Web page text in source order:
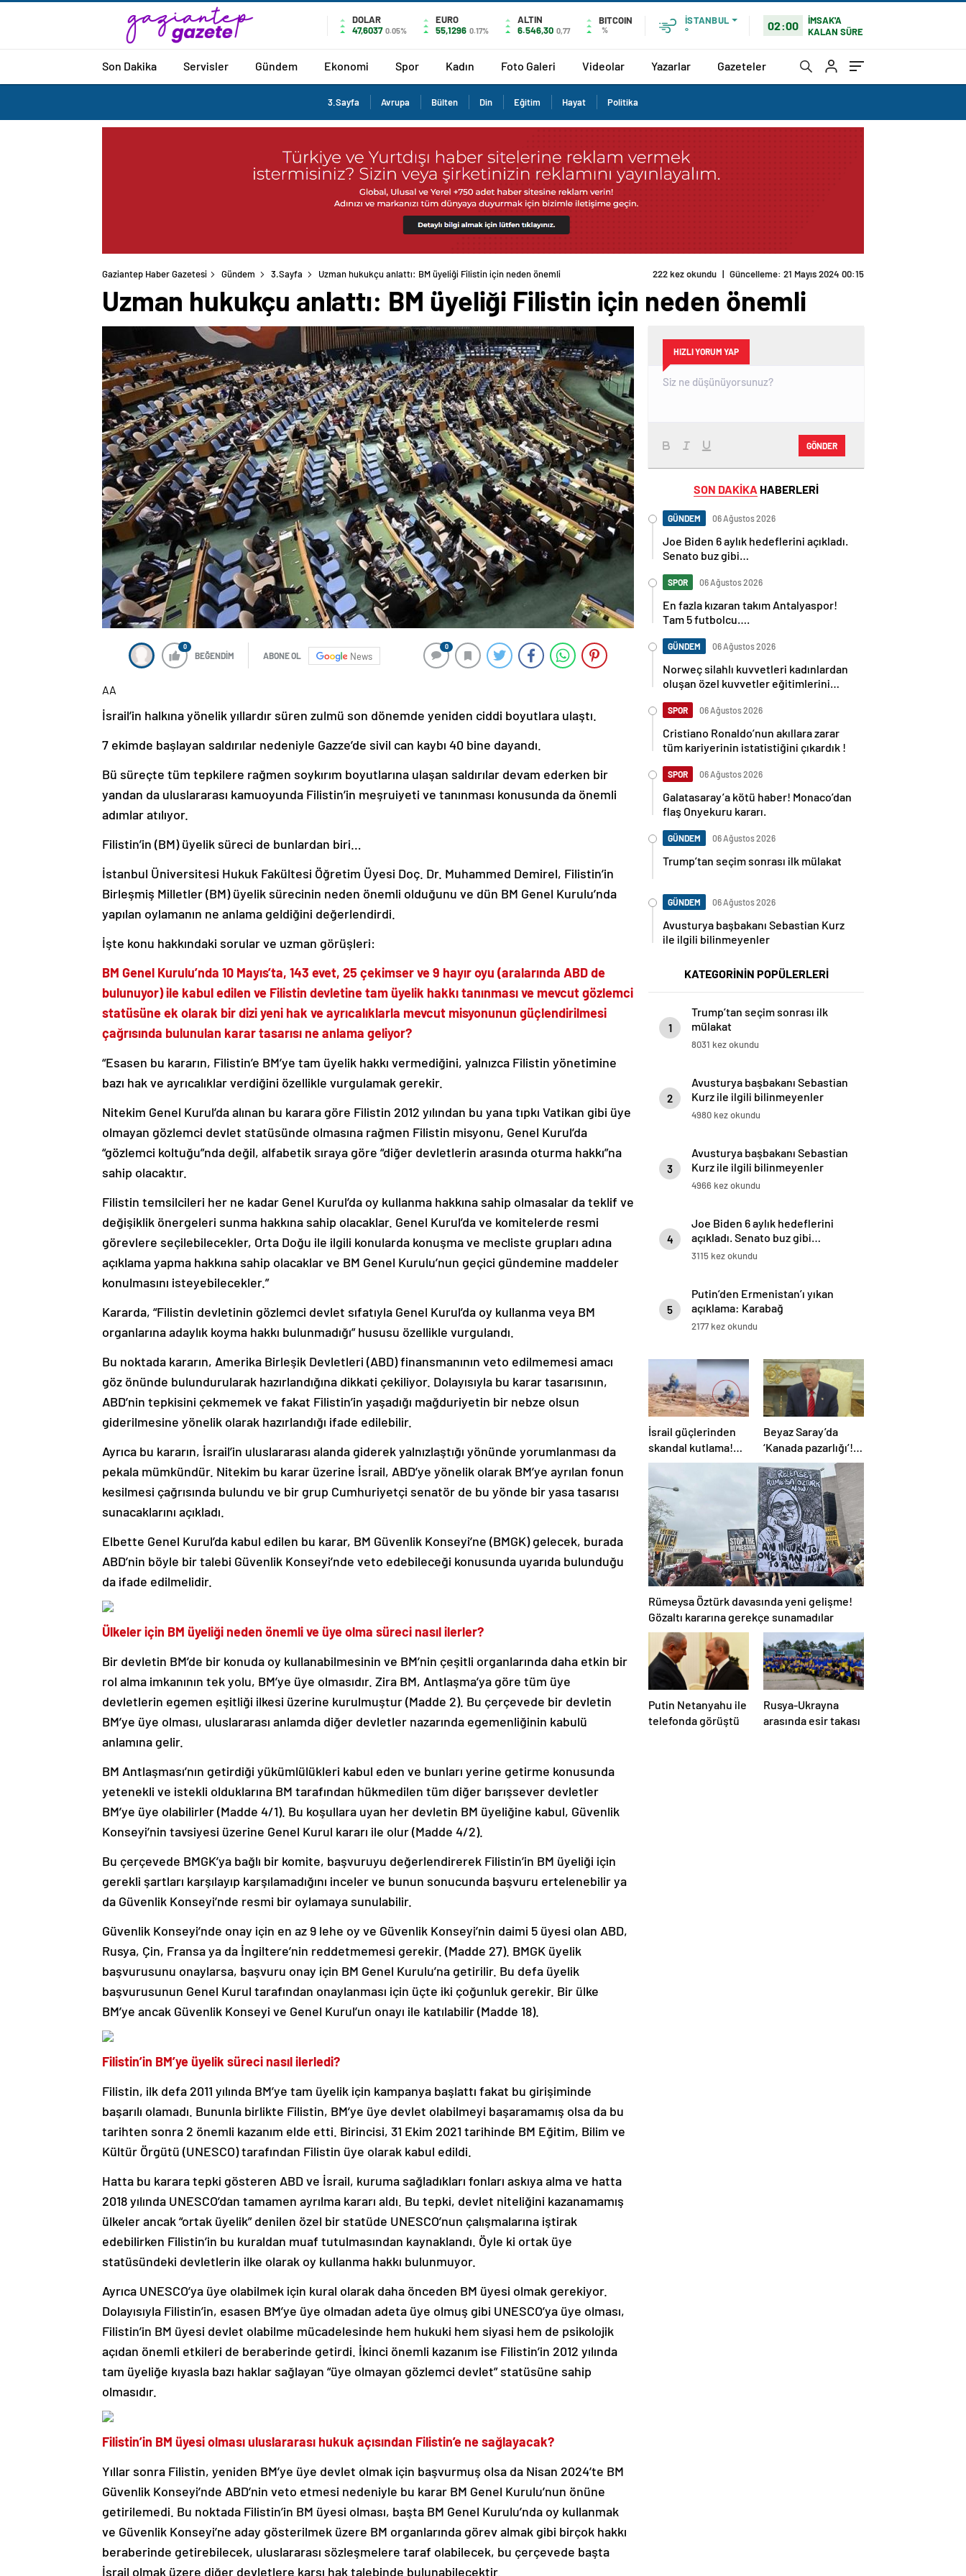
DOLAR
47,6037 0.05%
EURO
55,1296 0.17%
ALTIN
6.546,30 0,77
BITCOIN
%
İSTANBUL
°
02:00
İMSAK'A
KALAN SÜRE
Son Dakika Servisler Gündem Ekonomi Spor Kadın Foto Galeri Videolar Yazarlar Gazeteler
3.Sayfa Avrupa Bülten Din Eğitim Hayat Politika
Gaziantep Haber Gazetesi Gündem 3.Sayfa Uzman hukukçu anlattı: BM üyeliği Filistin için neden önemli
Uzman hukukçu anlattı: BM üyeliği Filistin için neden önemli
0
BEĞENDİM ABONE OL News
0
AA
İsrail’in halkına yönelik yıllardır süren zulmü son dönemde yeniden ciddi boyutlara ulaştı.
7 ekimde başlayan saldırılar nedeniyle Gazze’de sivil can kaybı 40 bine dayandı.
Bü süreçte tüm tepkilere rağmen soykırım boyutlarına ulaşan saldırılar devam ederken bir
yandan da uluslararası kamuoyunda Filistin’in meşruiyeti ve tanınması konusunda da önemli
adımlar atılıyor.
Filistin’in (BM) üyelik süreci de bunlardan biri…
İstanbul Üniversitesi Hukuk Fakültesi Öğretim Üyesi Doç. Dr. Muhammed Demirel, Filistin’in
Birleşmiş Milletler (BM) üyelik sürecinin neden önemli olduğunu ve dün BM Genel Kurulu’nda
yapılan oylamanın ne anlama geldiğini değerlendirdi.
İşte konu hakkındaki sorular ve uzman görüşleri:
BM Genel Kurulu’nda 10 Mayıs’ta, 143 evet, 25 çekimser ve 9 hayır oyu (aralarında ABD de
bulunuyor) ile kabul edilen ve Filistin devletine tam üyelik hakkı tanınması ve mevcut gözlemci
statüsüne ek olarak bir dizi yeni hak ve ayrıcalıklarla mevcut misyonunun güçlendirilmesi
çağrısında bulunulan karar tasarısı ne anlama geliyor?
“Esasen bu kararın, Filistin’e BM’ye tam üyelik hakkı vermediğini, yalnızca Filistin yönetimine
bazı hak ve ayrıcalıklar verdiğini özellikle vurgulamak gerekir.
Nitekim Genel Kurul’da alınan bu karara göre Filistin 2012 yılından bu yana tıpkı Vatikan gibi üye
olmayan gözlemci devlet statüsünde olmasına rağmen Filistin misyonu, Genel Kurul’da
“gözlemci koltuğu”nda değil, alfabetik sıraya göre “diğer devletlerin arasında oturma hakkı”na
sahip olacaktır.
Filistin temsilcileri her ne kadar Genel Kurul’da oy kullanma hakkına sahip olmasalar da teklif ve
değişiklik önergeleri sunma hakkına sahip olacaklar. Genel Kurul’da ve komitelerde resmi
görevlere seçilebilecekler, Orta Doğu ile ilgili konularda konuşma ve mecliste grupları adına
açıklama yapma hakkına sahip olacaklar ve BM Genel Kurulu’nun geçici gündemine maddeler
konulmasını isteyebilecekler.”
Kararda, “Filistin devletinin gözlemci devlet sıfatıyla Genel Kurul’da oy kullanma veya BM
organlarına adaylık koyma hakkı bulunmadığı” hususu özellikle vurgulandı.
Bu noktada kararın, Amerika Birleşik Devletleri (ABD) finansmanının veto edilmemesi amacı
göz önünde bulundurularak hazırlandığına dikkati çekiliyor. Dolayısıyla bu karar tasarısının,
ABD’nin tepkisini çekmemek ve fakat Filistin’in yaşadığı mağduriyetin bir nebze olsun
giderilmesine yönelik olarak hazırlandığı ifade edilebilir.
Ayrıca bu kararın, İsrail’in uluslararası alanda giderek yalnızlaştığı yönünde yorumlanması da
pekala mümkündür. Nitekim bu karar üzerine İsrail, ABD’ye yönelik olarak BM’ye ayrılan fonun
kesilmesi çağrısında bulundu ve bir grup Cumhuriyetçi senatör de bu yönde bir yasa tasarısı
sunacaklarını açıkladı.
Elbette Genel Kurul’da kabul edilen bu karar, BM Güvenlik Konseyi’ne (BMGK) gelecek, burada
ABD’nin böyle bir talebi Güvenlik Konseyi’nde veto edebileceği konusunda uyarıda bulunduğu
da ifade edilmelidir.
Ülkeler için BM üyeliği neden önemli ve üye olma süreci nasıl ilerler?
Bir devletin BM’de bir konuda oy kullanabilmesinin ve BM’nin çeşitli organlarında daha etkin bir
rol alma imkanının tek yolu, BM’ye üye olmasıdır. Zira BM, Antlaşma’ya göre tüm üye
devletlerin egemen eşitliği ilkesi üzerine kurulmuştur (Madde 2). Bu çerçevede bir devletin
BM’ye üye olması, uluslararası anlamda diğer devletler nazarında egemenliğinin kabulü
anlamına gelir.
BM Antlaşması’nın getirdiği yükümlülükleri kabul eden ve bunları yerine getirme konusunda
yetenekli ve istekli olduklarına BM tarafından hükmedilen tüm diğer barışsever devletler
BM’ye üye olabilirler (Madde 4/1). Bu koşullara uyan her devletin BM üyeliğine kabul, Güvenlik
Konseyi’nin tavsiyesi üzerine Genel Kurul kararı ile olur (Madde 4/2).
Bu çerçevede BMGK’ya bağlı bir komite, başvuruyu değerlendirerek Filistin’in BM üyeliği için
gerekli şartları karşılayıp karşılamadığını inceler ve bunun sonucunda başvuru ertelenebilir ya
da Güvenlik Konseyi’nde resmi bir oylamaya sunulabilir.
Güvenlik Konseyi’nde onay için en az 9 lehe oy ve Güvenlik Konseyi’nin daimi 5 üyesi olan ABD,
Rusya, Çin, Fransa ya da İngiltere’nin reddetmemesi gerekir. (Madde 27). BMGK üyelik
başvurusunu onaylarsa, başvuru onay için BM Genel Kurulu’na getirilir. Bu defa üyelik
başvurusunun Genel Kurul tarafından onaylanması için üçte iki çoğunluk gerekir. Bir ülke
BM’ye ancak Güvenlik Konseyi ve Genel Kurul’un onayı ile katılabilir (Madde 18).
Filistin’in BM’ye üyelik süreci nasıl ilerledi?
Filistin, ilk defa 2011 yılında BM’ye tam üyelik için kampanya başlattı fakat bu girişiminde
başarılı olamadı. Bununla birlikte Filistin, BM’ye üye devlet olabilmeyi başaramamış olsa da bu
tarihten sonra 2 önemli kazanım elde etti. Birincisi, 31 Ekim 2021 tarihinde BM Eğitim, Bilim ve
Kültür Örgütü (UNESCO) tarafından Filistin üye olarak kabul edildi.
Hatta bu karara tepki gösteren ABD ve İsrail, kuruma sağladıkları fonları askıya alma ve hatta
2018 yılında UNESCO’dan tamamen ayrılma kararı aldı. Bu tepki, devlet niteliğini kazanamamış
ülkeler ancak “ortak üyelik” denilen özel bir statüde UNESCO’nun çalışmalarına iştirak
edebilirken Filistin’in bu kuraldan muaf tutulmasından kaynaklandı. Öyle ki ortak üye
statüsündeki devletlerin ilke olarak oy kullanma hakkı bulunmuyor.
Ayrıca UNESCO’ya üye olabilmek için kural olarak daha önceden BM üyesi olmak gerekiyor.
Dolayısıyla Filistin’in, esasen BM’ye üye olmadan adeta üye olmuş gibi UNESCO’ya üye olması,
Filistin’in BM üyesi devlet olabilme mücadelesinde hem hukuki hem siyasi hem de psikolojik
açıdan önemli etkileri de beraberinde getirdi. İkinci önemli kazanım ise Filistin’in 2012 yılında
tam üyeliğe kıyasla bazı haklar sağlayan “üye olmayan gözlemci devlet” statüsüne sahip
olmasıdır.
Filistin’in BM üyesi olması uluslararası hukuk açısından Filistin’e ne sağlayacak?
Yıllar sonra Filistin, yeniden BM’ye üye devlet olmak için başvurmuş olsa da Nisan 2024’te BM
Güvenlik Konseyi’nde ABD’nin veto etmesi nedeniyle bu karar BM Genel Kurulu’nun önüne
getirilemedi. Bu noktada Filistin’in BM üyesi olması, başta BM Genel Kurulu’nda oy kullanmak
ve Güvenlik Konseyi’ne aday gösterilmek üzere BM organlarında görev almak gibi birçok hakkı
beraberinde getirebilecek, uluslararası sözleşmelere taraf olabilecek, bu çerçevede başta
İsrail olmak üzere diğer devletlere karşı hak talebinde bulunabilecektir.
HIZLI YORUM YAP
GÖNDER
SON DAKİKA HABERLERİ
GÜNDEM 06 Ağustos 2026
Joe Biden 6 aylık hedeflerini açıkladı.
Senato buz gibi…
SPOR 06 Ağustos 2026
En fazla kızaran takım Antalyaspor!
Tam 5 futbolcu….
GÜNDEM 06 Ağustos 2026
Norweç silahlı kuvvetleri kadınlardan
oluşan özel kuvvetler eğitimlerini
SPOR 06 Ağustos 2026
Cristiano Ronaldo’nun akıllara zarar
tüm kariyerinin istatistiğini çıkardık !
SPOR 06 Ağustos 2026
Galatasaray’a kötü haber! Monaco’dan
flaş Onyekuru kararı.
GÜNDEM 06 Ağustos 2026
Trump’tan seçim sonrası ilk mülakat
GÜNDEM 06 Ağustos 2026
Avusturya başbakanı Sebastian Kurz
ile ilgili bilinmeyenler
KATEGORİNİN POPÜLERLERİ
1
Trump’tan seçim sonrası ilk
mülakat
8031 kez okundu
2
Avusturya başbakanı Sebastian
Kurz ile ilgili bilinmeyenler
4980 kez okundu
3
Avusturya başbakanı Sebastian
Kurz ile ilgili bilinmeyenler
4966 kez okundu
4
Joe Biden 6 aylık hedeflerini
açıkladı. Senato buz gibi…
3115 kez okundu
5
Putin’den Ermenistan’ı yıkan
açıklama: Karabağ
Azerbaycan’ın ayrılmaz bir
2177 kez okundu
İsrail güçlerinden
skandal kutlama!
Bebek cinsiyeti
partisinde Gazze’de
bina patlatıldı
Beyaz Saray’da
‘Kanada pazarlığı’!
Trump: 51. eyalet
olmalı
Rümeysa Öztürk davasında yeni gelişme!
Gözaltı kararına gerekçe sunamadılar
Putin Netanyahu ile
telefonda görüştü
Rusya-Ukrayna
arasında esir takası